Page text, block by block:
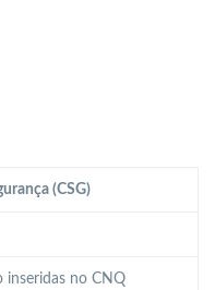
(CSG)
inseridas no CNQ